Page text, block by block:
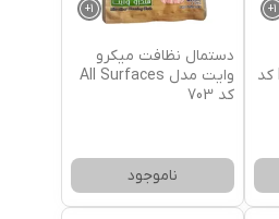
1
+
وایت مدل For Drying کد
1
+
دستمال نظافت میکرو
وایت مدل All Surfaces
کد 703
ناموجود